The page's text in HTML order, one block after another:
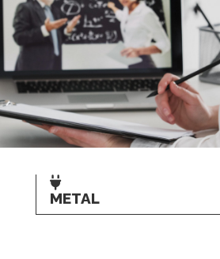
METAL